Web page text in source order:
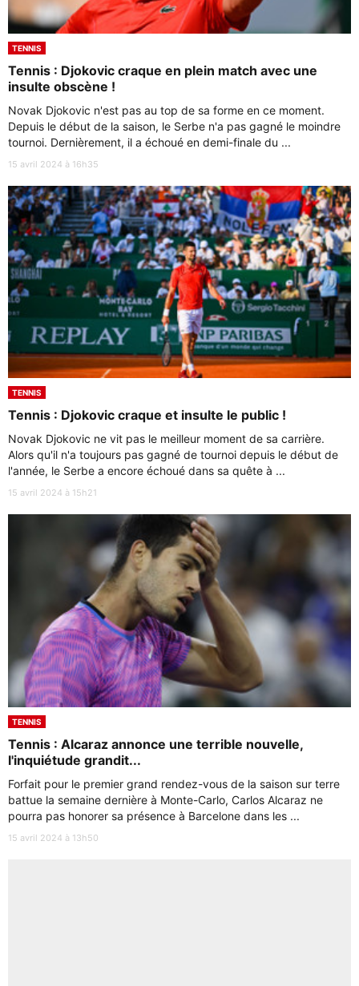
TENNIS
Tennis : Djokovic craque en plein match avec une
insulte obscène !
Novak Djokovic n'est pas au top de sa forme en ce moment.
Depuis le début de la saison, le Serbe n'a pas gagné le moindre
tournoi. Dernièrement, il a échoué en demi-finale du ...
15 avril 2024 à 16h35
TENNIS
Tennis : Djokovic craque et insulte le public !
Novak Djokovic ne vit pas le meilleur moment de sa carrière.
Alors qu'il n'a toujours pas gagné de tournoi depuis le début de
l'année, le Serbe a encore échoué dans sa quête à ...
15 avril 2024 à 15h21
TENNIS
Tennis : Alcaraz annonce une terrible nouvelle,
l'inquiétude grandit...
Forfait pour le premier grand rendez-vous de la saison sur terre
battue la semaine dernière à Monte-Carlo, Carlos Alcaraz ne
pourra pas honorer sa présence à Barcelone dans les ...
15 avril 2024 à 13h50